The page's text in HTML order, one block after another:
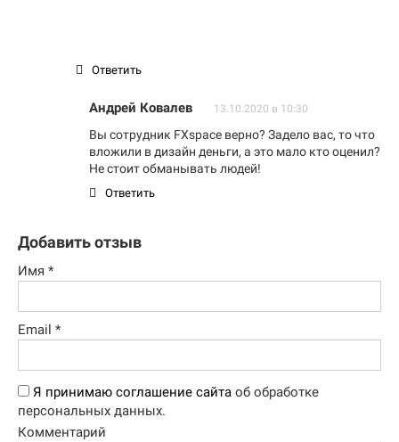
Ответить
Андрей Ковалев 13.10.2020 в 10:30
Вы сотрудник FXspace верно? Задело вас, то что
вложили в дизайн деньги, а это мало кто оценил?
Не стоит обманывать людей!
Ответить
Добавить отзыв
Имя *
Email *
Я принимаю соглашение сайта об обработке
персональных данных.
Комментарий